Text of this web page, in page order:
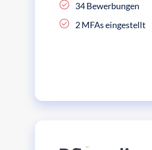
34 Bewerbungen
2 MFAs eingestellt